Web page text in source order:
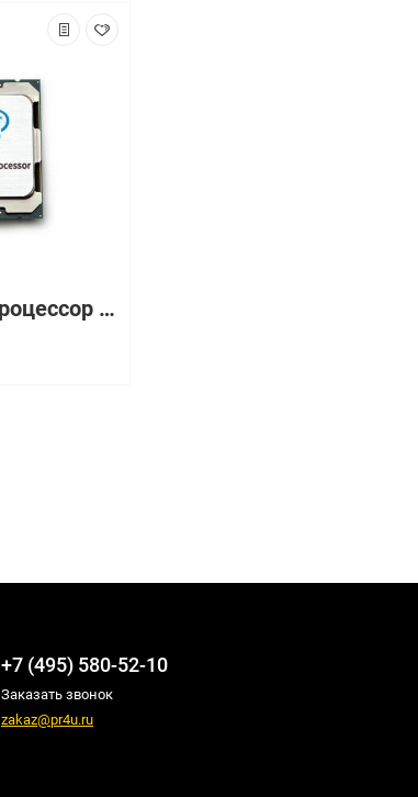
724190-B21 Процессор HP Intel Xeon E5-2450Lv2 1.7GHz BL420c G8
+7 (495) 580-52-10
Заказать звонок
zakaz@pr4u.ru